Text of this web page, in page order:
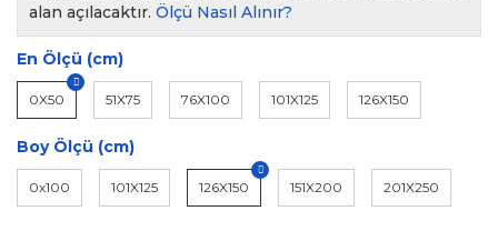
alan açılacaktır. Ölçü Nasıl Alınır?
En Ölçü (cm)
0X50 51X75 76X100 101X125 126X150
Boy Ölçü (cm)
0x100 101X125 126X150 151X200 201X250